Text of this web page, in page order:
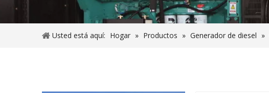
Usted está aquí: Hogar » Productos » Generador de diesel »